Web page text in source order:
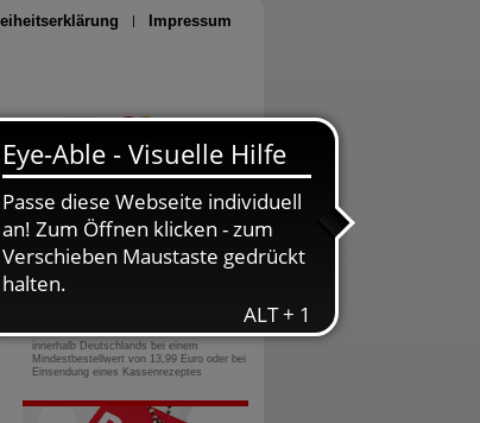
Impressum
Seite drucken
0800-10 11 422
gebührenfreie Rufnummer
innerhalb Deutschlands bei einem
Mindestbestellwert von 13,99 Euro oder bei
Einsendung eines Kassenrezeptes